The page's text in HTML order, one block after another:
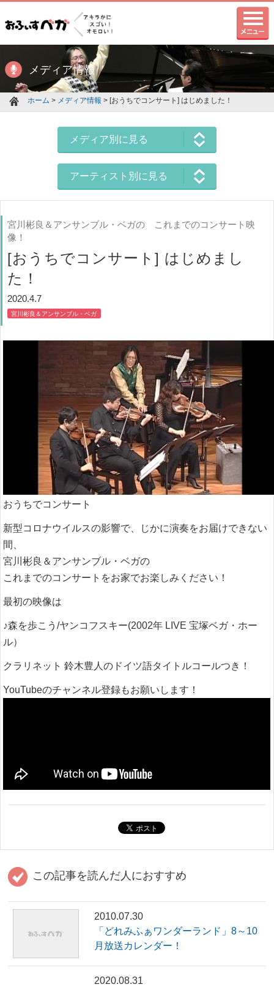
メディア情報
ホーム > メディア情報 > [おうちでコンサート] はじめました！
メディア別に見る
アーティスト別に見る
宮川彬良＆アンサンブル・ベガの これまでのコンサート映
像！
[おうちでコンサート] はじめまし
た！
2020.4.7
宮川彬良＆アンサンブル・ベガ
おうちでコンサート
新型コロナウイルスの影響で、じかに演奏をお届けできない
間、
宮川彬良＆アンサンブル・ベガの
これまでのコンサートをお家でお楽しみください！
最初の映像は
♪森を歩こう/ヤンコフスキー(2002年 LIVE 宝塚ベガ・ホー
ル）
クラリネット 鈴木豊人のドイツ語タイトルコールつき！
YouTubeのチャンネル登録もお願いします！
この記事を読んだ人におすすめ
2010.07.30
「どれみふぁワンダーランド」8～10
月放送カレンダー！
2020.08.31